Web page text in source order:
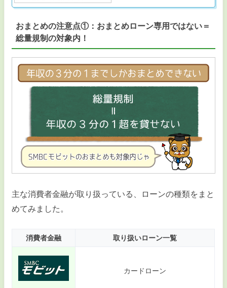
おまとめの注意点①：おまとめローン専用ではない＝
総量規制の対象内！
主な消費者金融が取り扱っている、ローンの種類をまと
めてみました。
消費者金融 取り扱いローン一覧
カードローン